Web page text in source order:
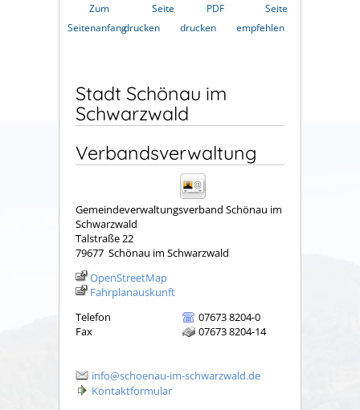
Zum
Seitenanfang
Seite
drucken
PDF
drucken
Seite
empfehlen
Stadt Schönau im
Schwarzwald
Verbandsverwaltung
Gemeindeverwaltungsverband Schönau im
Schwarzwald
Talstraße 22
79677 Schönau im Schwarzwald
OpenStreetMap
Fahrplanauskunft
Telefon
07673 8204-0
Fax
07673 8204-14
info@schoenau-im-schwarzwald.de
Kontaktformular